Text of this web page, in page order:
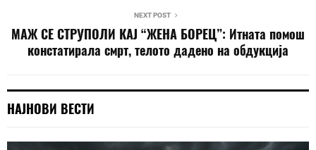
NEXT POST
МАЖ СЕ СТРУПОЛИ КАЈ “ЖЕНА БОРЕЦ”: Итната помош
констатирала смрт, телото дадено на обдукција
НАЈНОВИ ВЕСТИ